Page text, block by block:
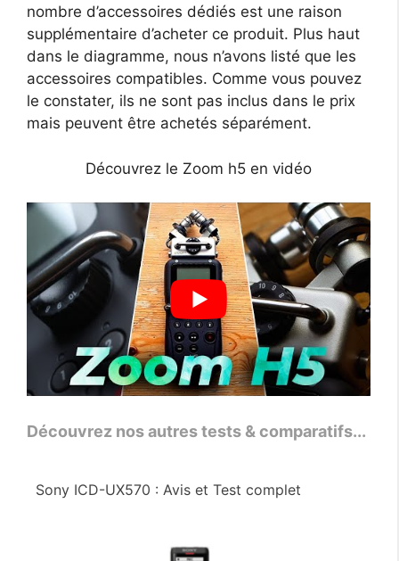
nombre d’accessoires dédiés est une raison
supplémentaire d’acheter ce produit. Plus haut
dans le diagramme, nous n’avons listé que les
accessoires compatibles. Comme vous pouvez
le constater, ils ne sont pas inclus dans le prix
mais peuvent être achetés séparément.
Découvrez le Zoom h5 en vidéo
Découvrez nos autres tests & comparatifs...
Sony ICD-UX570 : Avis et Test complet